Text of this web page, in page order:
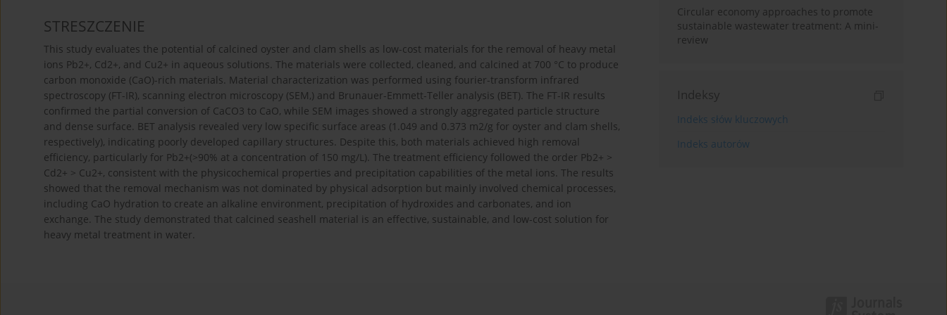
STRESZCZENIE
This study evaluates the potential of calcined oyster and clam shells as low-cost materials for the removal of heavy metal
ions Pb2+, Cd2+, and Cu2+ in aqueous solutions. The materials were collected, cleaned, and calcined at 700 °C to produce
carbon monoxide (CaO)-rich materials. Material characterization was performed using fourier-transform infrared
spectroscopy (FT-IR), scanning electron microscopy (SEM,) and Brunauer-Emmett-Teller analysis (BET). The FT-IR results
confirmed the partial conversion of CaCO3 to CaO, while SEM images showed a strongly aggregated particle structure
and dense surface. BET analysis revealed very low specific surface areas (1.049 and 0.373 m2/g for oyster and clam shells,
respectively), indicating poorly developed capillary structures. Despite this, both materials achieved high removal
efficiency, particularly for Pb2+(>90% at a concentration of 150 mg/L). The treatment efficiency followed the order Pb2+ >
Cd2+ > Cu2+, consistent with the physicochemical properties and precipitation capabilities of the metal ions. The results
showed that the removal mechanism was not dominated by physical adsorption but mainly involved chemical processes,
including CaO hydration to create an alkaline environment, precipitation of hydroxides and carbonates, and ion
exchange. The study demonstrated that calcined seashell material is an effective, sustainable, and low-cost solution for
heavy metal treatment in water.
Circular economy approaches to promote
sustainable wastewater treatment: A mini-
review
Indeksy
Indeks słów kluczowych
Indeks autorów